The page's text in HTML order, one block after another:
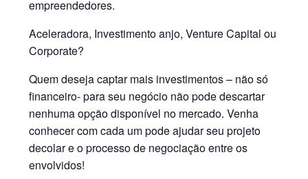
empreendedores.
Aceleradora, Investimento anjo, Venture Capital ou
Corporate?
Quem deseja captar mais investimentos – não só
financeiro- para seu negócio não pode descartar
nenhuma opção disponível no mercado. Venha
conhecer com cada um pode ajudar seu projeto
decolar e o processo de negociação entre os
envolvidos!